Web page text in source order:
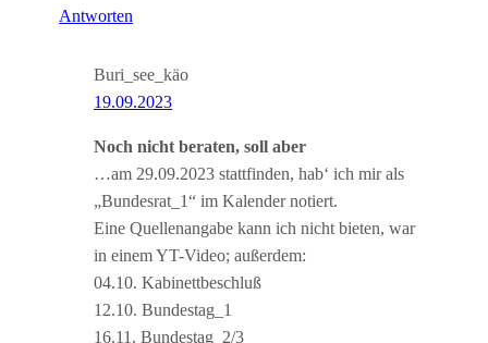
Antworten
Buri_see_käo
19.09.2023
Noch nicht beraten, soll aber
…am 29.09.2023 stattfinden, hab‘ ich mir als
„Bundesrat_1“ im Kalender notiert.
Eine Quellenangabe kann ich nicht bieten, war
in einem YT-Video; außerdem:
04.10. Kabinettbeschluß
12.10. Bundestag_1
16.11. Bundestag_2/3